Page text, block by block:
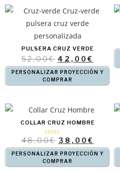
PULSERA CRUZ VERDE
52,00€ 42,00€
PERSONALIZAR PROYECCIÓN Y
COMPRAR
COLLAR CRUZ HOMBRE
Valorado con
5.00
de 5
48,00€ 38,00€
PERSONALIZAR PROYECCIÓN Y
COMPRAR